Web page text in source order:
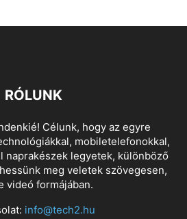
RÓLUNK
Célunk, hogy az egyre
mobiletelefonokkal,
naprakészek legyetek, különböző
meg veletek szövegesen,
videó formájában.
info@tech2.hu